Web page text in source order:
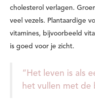
cholesterol verlagen.
veel vezels. Plantaardige
vitamines, bijvoorbeeld
is goed voor je zicht.
“Het leven is als
het vullen met de